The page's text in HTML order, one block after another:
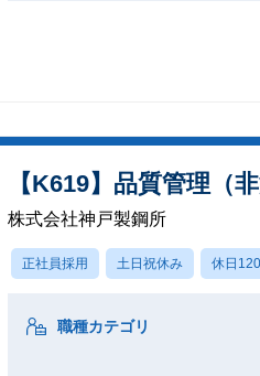
【K619】品質管理（
株式会社神戸製鋼所
正社員採用 土日祝休み 休日
職種カテゴリ